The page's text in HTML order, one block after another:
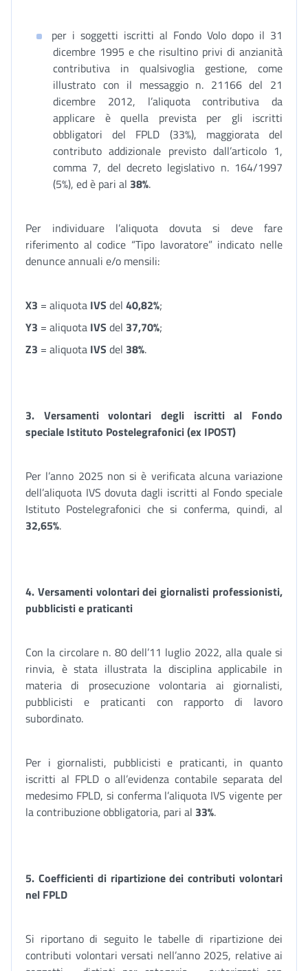
per i soggetti iscritti al Fondo Volo dopo il 31
dicembre 1995 e che risultino privi di anzianità
contributiva in qualsivoglia gestione, come
illustrato con il messaggio n. 21166 del 21
dicembre 2012, l’aliquota contributiva da
applicare è quella prevista per gli iscritti
obbligatori del FPLD (33%), maggiorata del
contributo addizionale previsto dall’articolo 1,
comma 7, del decreto legislativo n. 164/1997
(5%), ed è pari al 38%.
Per individuare l’aliquota dovuta si deve fare
riferimento al codice “Tipo lavoratore” indicato nelle
denunce annuali e/o mensili:
X3 = aliquota IVS del 40,82%;
Y3 = aliquota IVS del 37,70%;
Z3 = aliquota IVS del 38%.
3. Versamenti volontari degli iscritti al Fondo
speciale Istituto Postelegrafonici (ex IPOST)
Per l’anno 2025 non si è verificata alcuna variazione
dell’aliquota IVS dovuta dagli iscritti al Fondo speciale
Istituto Postelegrafonici che si conferma, quindi, al
32,65%.
4. Versamenti volontari dei giornalisti professionisti,
pubblicisti e praticanti
Con la circolare n. 80 dell’11 luglio 2022, alla quale si
rinvia, è stata illustrata la disciplina applicabile in
materia di prosecuzione volontaria ai giornalisti,
pubblicisti e praticanti con rapporto di lavoro
subordinato.
Per i giornalisti, pubblicisti e praticanti, in quanto
iscritti al FPLD o all’evidenza contabile separata del
medesimo FPLD, si conferma l’aliquota IVS vigente per
la contribuzione obbligatoria, pari al 33%.
5. Coefficienti di ripartizione dei contributi volontari
nel FPLD
Si riportano di seguito le tabelle di ripartizione dei
contributi volontari versati nell’anno 2025, relative ai